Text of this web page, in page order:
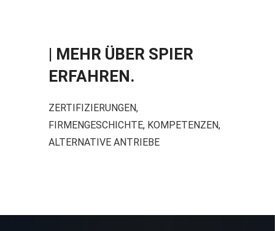
| MEHR ÜBER SPIER
ERFAHREN.
ZERTIFIZIERUNGEN,
FIRMENGESCHICHTE, KOMPETENZEN,
ALTERNATIVE ANTRIEBE